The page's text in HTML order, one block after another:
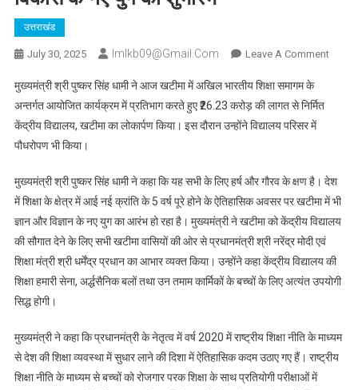
उत्तराखंड
July 30, 2025 Imlkb09@gmail.com Leave A CommentOn
धामी
ने
शिक्षा
मुख्यमंत्री श्री पुष्कर सिंह धामी ने आज खटीमा में अखिल भारतीय शिक्षा समागम के
अन्तर्गत आयोजित कार्यक्रम में प्रतिभाग करते हुए ₹26.23 करोड़ की लागत से निर्मित
केंद्रीय विद्यालय, खटीमा का लोकार्पण किया। इस दौरान उन्होंने विद्यालय परिसर में
पौधरोपण भी किया।
मुख्यमंत्री श्री पुष्कर सिंह धामी ने कहा कि यह सभी के लिए हर्ष और गौरव के क्षण है। देश
में शिक्षा के क्षेत्र में आई नई क्रांति के 5 वर्ष पूरे होने के ऐतिहासिक अवसर पर खटीमा में भी
ज्ञान और विज्ञान के नए युग का आरंभ हो रहा है। मुख्यमंत्री ने खटीमा को केंद्रीय विद्यालय
की सौगात देने के लिए सभी खटीमा वासियों की ओर से प्रधानमंत्री श्री नरेंद्र मोदी एवं
शिक्षा मंत्री श्री धर्मेंद्र प्रधान का आभार व्यक्त किया। उन्होंने कहा केंद्रीय विद्यालय की
शिक्षा हमारी सेना, अर्द्धसैनिक बलों तथा उन तमाम कार्मिकों के बच्चों के लिए अत्यंत उपयोगी
सिद्ध होगी।
मुख्यमंत्री ने कहा कि प्रधानमंत्री के नेतृत्व में वर्ष 2020 में राष्ट्रीय शिक्षा नीति के माध्यम
से देश की शिक्षा व्यवस्था में सुधार लाने की दिशा में ऐतिहासिक कदम उठाए गए हैं। राष्ट्रीय
शिक्षा नीति के माध्यम से बच्चों को रोजगार परक शिक्षा के साथ प्रतियोगी परीक्षाओं में